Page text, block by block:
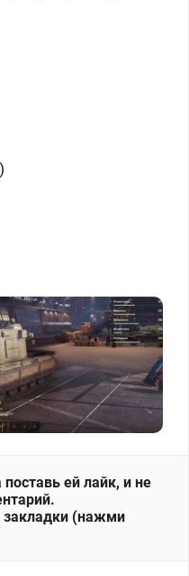
ей лайк, и не
закладки (нажми